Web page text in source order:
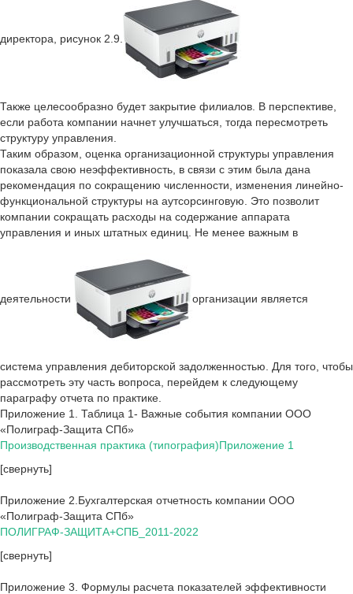
директора, рисунок 2.9.
Также целесообразно будет закрытие филиалов. В перспективе,
если работа компании начнет улучшаться, тогда пересмотреть
структуру управления.
Таким образом, оценка организационной структуры управления
показала свою неэффективность, в связи с этим была дана
рекомендация по сокращению численности, изменения линейно-
функциональной структуры на аутсорсинговую. Это позволит
компании сокращать расходы на содержание аппарата
управления и иных штатных единиц. Не менее важным в
деятельности организации является
система управления дебиторской задолженностью. Для того, чтобы
рассмотреть эту часть вопроса, перейдем к следующему
параграфу отчета по практике.
Приложение 1. Таблица 1- Важные события компании ООО
«Полиграф-Защита СПб»
Производственная практика (типография)Приложение 1
[свернуть]
Приложение 2.Бухгалтерская отчетность компании ООО
«Полиграф-Защита СПб»
ПОЛИГРАФ-ЗАЩИТА+СПБ_2011-2022
[свернуть]
Приложение 3. Формулы расчета показателей эффективности